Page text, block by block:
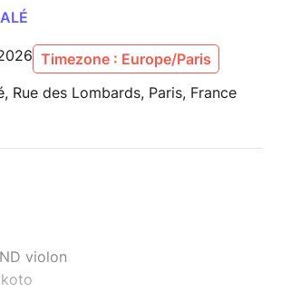
Timezone : Europe/Paris
Rue des Lombards, Paris, France
violon
koto